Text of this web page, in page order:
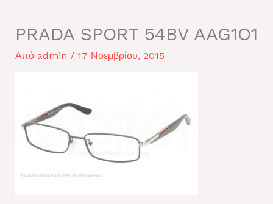
PRADA SPORT 54BV AAG1O1
Από admin / 17 Νοεμβρίου, 2015